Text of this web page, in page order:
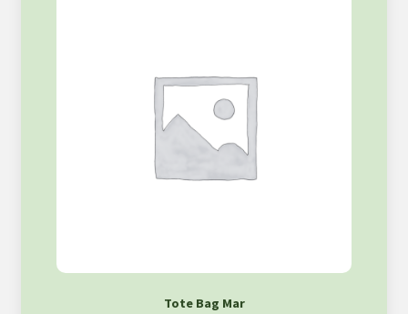
Tote Bag Mar